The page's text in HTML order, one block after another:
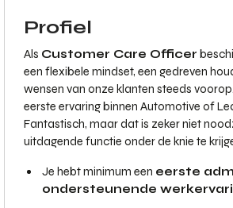
Profiel
Als Customer Care Officer
een flexibele mindset, een gedreven
wensen van onze klanten steeds
eerste ervaring binnen Automotive of
Fantastisch, maar dat is zeker niet
uitdagende functie onder de knie te
Je hebt minimum een eerste
ondersteunende